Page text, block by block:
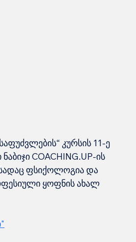
კურსის 11-ე
COACHING.UP-ის
სადაც ფსიქოლოგია და
ყოფნის ახალ